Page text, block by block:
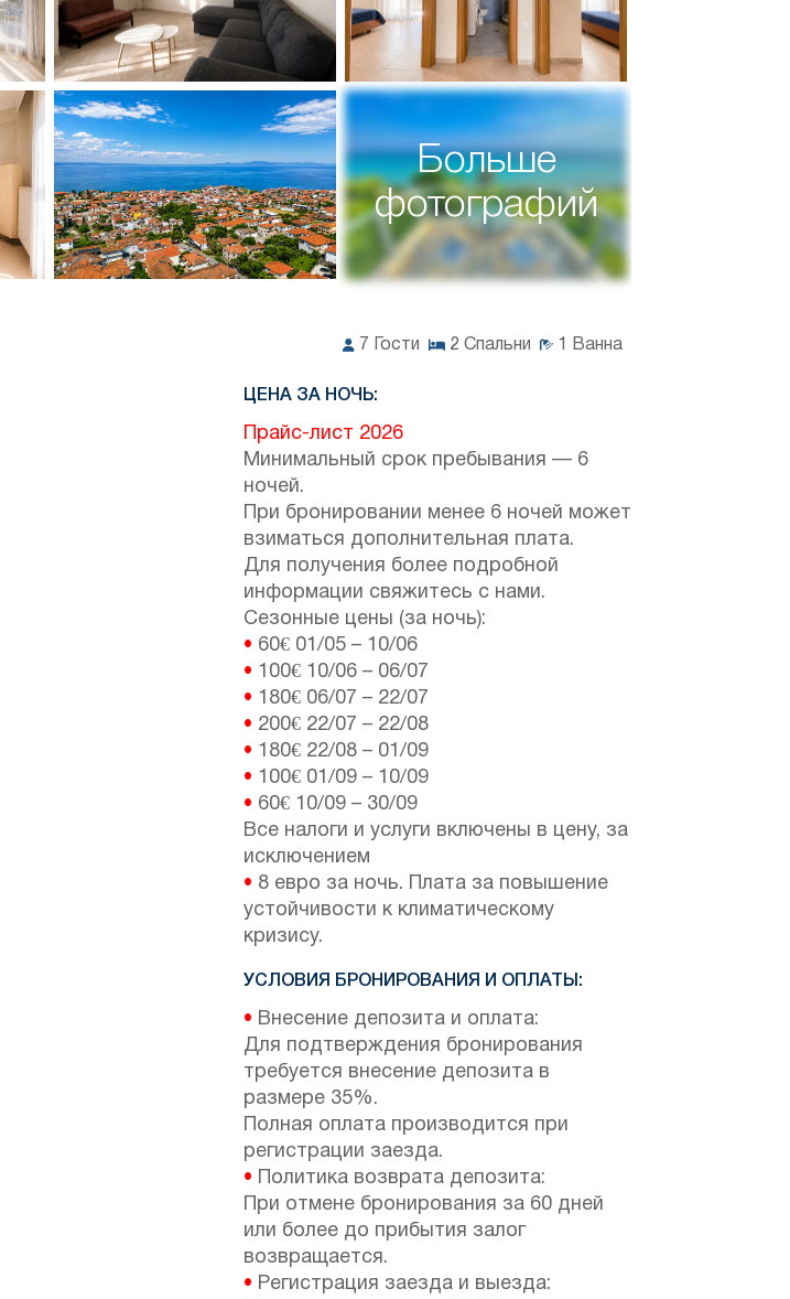
Больше
фотографий
7 Гости 2 Спальни 1 Ванна
ЦЕНА ЗА НОЧЬ:
Прайс-лист 2026
Минимальный срок пребывания — 6
ночей.
При бронировании менее 6 ночей может
взиматься дополнительная плата.
Для получения более подробной
информации свяжитесь с нами.
Сезонные цены (за ночь):
• 60€ 01/05 – 10/06
• 100€ 10/06 – 06/07
• 180€ 06/07 – 22/07
• 200€ 22/07 – 22/08
• 180€ 22/08 – 01/09
• 100€ 01/09 – 10/09
• 60€ 10/09 – 30/09
Все налоги и услуги включены в цену, за
исключением
• 8 евро за ночь. Плата за повышение
устойчивости к климатическому
кризису.
УСЛОВИЯ БРОНИРОВАНИЯ И ОПЛАТЫ:
• Внесение депозита и оплата:
Для подтверждения бронирования
требуется внесение депозита в
размере 35%.
Полная оплата производится при
регистрации заезда.
• Политика возврата депозита:
При отмене бронирования за 60 дней
или более до прибытия залог
возвращается.
• Регистрация заезда и выезда: